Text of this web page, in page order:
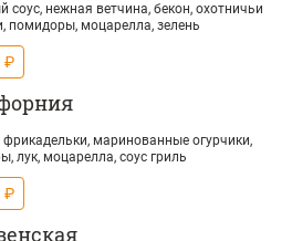
соус, нежная ветчина, бекон, охотничьи
помидоры, моцарелла, зелень
₽
фрикадельки, маринованные огурчики,
лук, моцарелла, соус гриль
₽